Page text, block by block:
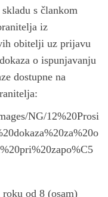
s člankom
iz
obitelji uz prijavu
o ispunjavanju
dostupne na
NG/12%20Prosi
od 8 (osam)